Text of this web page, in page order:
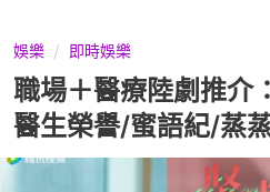
娛樂 即時娛樂
職場＋醫療陸劇推介
醫生榮譽/蜜語紀/蒸